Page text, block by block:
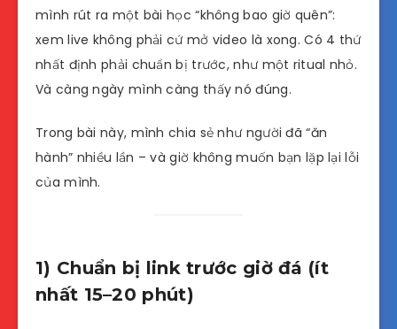
mình rút ra một bài học “không bao giờ quên”:
xem live không phải cứ mở video là xong. Có 4 thứ
nhất định phải chuẩn bị trước, như một ritual nhỏ.
Và càng ngày mình càng thấy nó đúng.
Trong bài này, mình chia sẻ như người đã “ăn
hành” nhiều lần – và giờ không muốn bạn lặp lại lỗi
của mình.
1) Chuẩn bị link trước giờ đá (ít
nhất 15–20 phút)